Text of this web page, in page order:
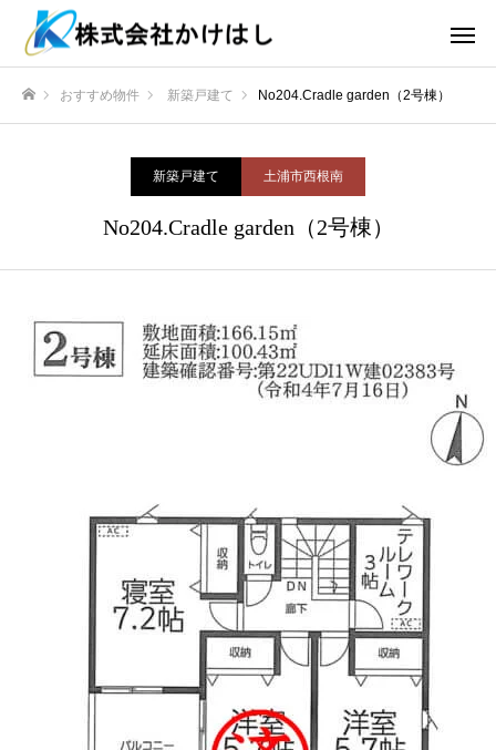
おすすめ物件 新築戸建て No204.Cradle garden（2号棟）
新築戸建て 土浦市西根南
No204.Cradle garden（2号棟）